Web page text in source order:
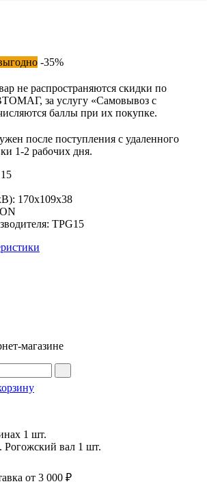
-35%
не распространяются скидки по
за услугу «Самовывоз с
баллы при их покупке.
после поступления с удаленного
1-2 рабочих дня.
170x109x38
TPG15
магазине
1 шт.
Рогожский вал 1 шт.
от 3 000 ₽